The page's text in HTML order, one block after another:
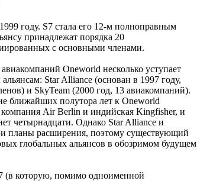
году. S7 стала его 12-м полноправным
принадлежат порядка 20
с основными членами.
Oneworld несколько уступает
Star Alliance (основан в 1997 году,
и SkyTeam (2000 год, 13 авиакомпаний).
ближайших полутора лет к Oneworld
компания Air Berlin и индийская Kingfisher, и
четырнадцати. Однако Star Alliance и
планы расширения, поэтому существующий
глобальных альянсов в обозримом будущем
(в которую, помимо одноименной